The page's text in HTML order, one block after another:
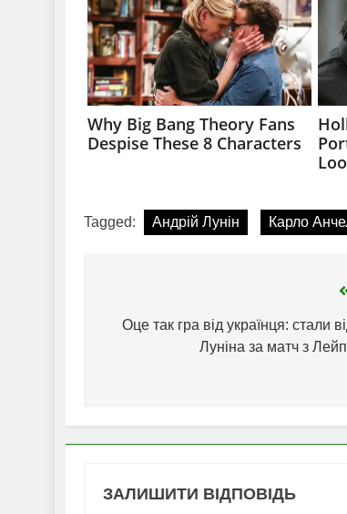
Tagged: Андрій Лунін Карло
записів
Оце так гра від українця: стали
Луніна за матч з
ЗАЛИШИТИ ВІДПОВІДЬ